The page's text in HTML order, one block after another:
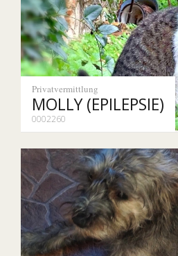
Privatvermittlung
MOLLY (EPILEPSIE)
0002260